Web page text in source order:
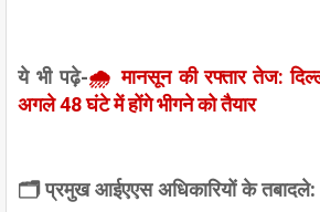
ये भी पढ़े-🌧️ मानसून की रफ्तार तेज:
अगले 48 घंटे में होंगे भीगने को तैयार
🗂️ प्रमुख आईएएस अधिकारियों के तबादले: